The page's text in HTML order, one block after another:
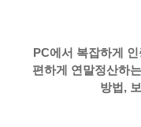
PC에서 복잡하게
편하게 연말정산하
방법,